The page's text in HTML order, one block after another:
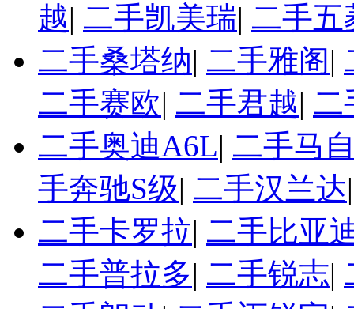
越| 二手凯美瑞| 二手五
二手桑塔纳| 二手雅阁|
二手赛欧| 二手君越| 二
二手奥迪A6L| 二手马
手奔驰S级| 二手汉兰达
二手卡罗拉| 二手比亚
二手普拉多| 二手锐志|